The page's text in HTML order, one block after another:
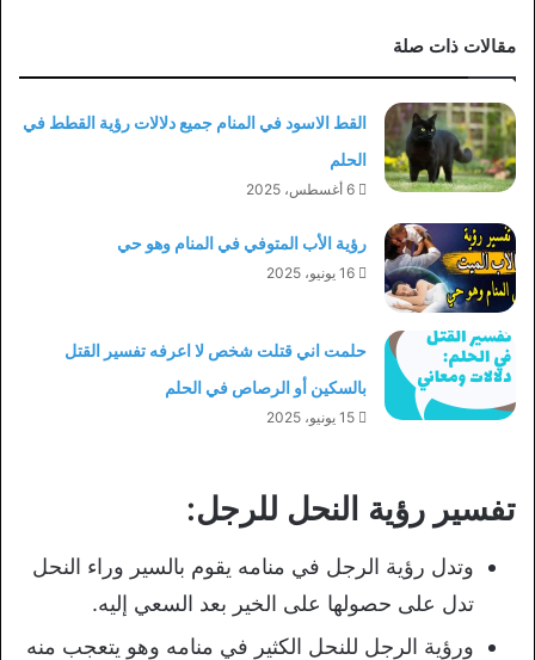
مقالات ذات صلة
القط الاسود في المنام جميع دلالات رؤية القطط في
الحلم
6 أغسطس، 2025
رؤية الأب المتوفي في المنام وهو حي
16 يونيو، 2025
حلمت اني قتلت شخص لا اعرفه تفسير القتل
بالسكين أو الرصاص في الحلم
15 يونيو، 2025
تفسير رؤية النحل للرجل:
وتدل رؤية الرجل في منامه يقوم بالسير وراء النحل
تدل على حصولها على الخير بعد السعي إليه.
ورؤية الرجل للنحل الكثير في منامه وهو يتعجب منه